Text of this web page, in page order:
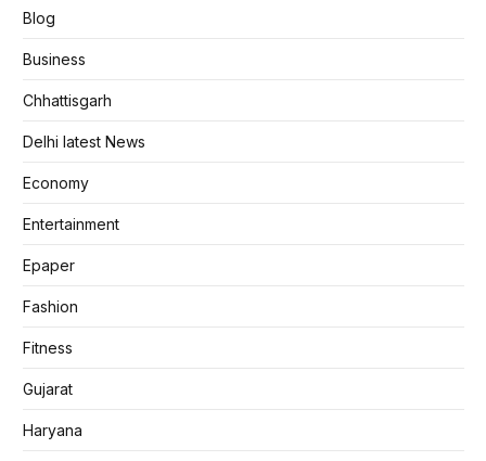
Blog
Business
Chhattisgarh
Delhi latest News
Economy
Entertainment
Epaper
Fashion
Fitness
Gujarat
Haryana